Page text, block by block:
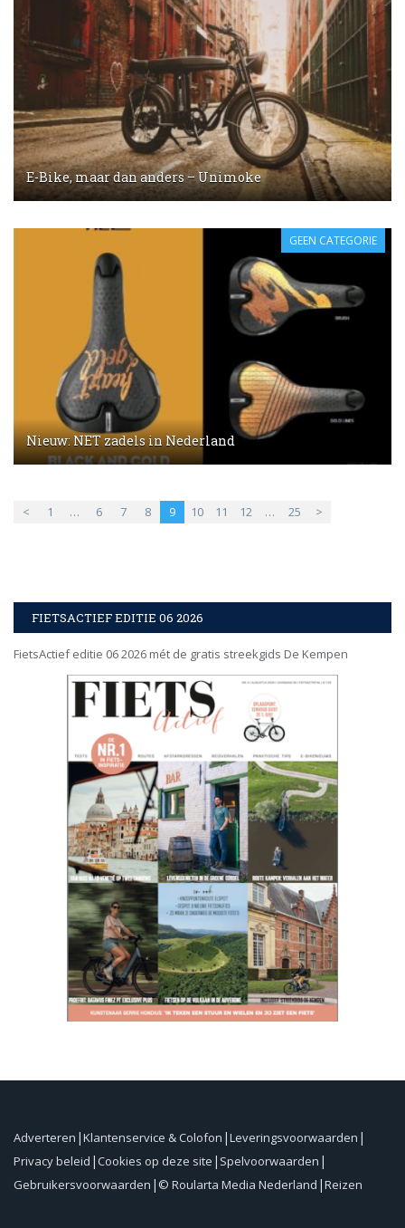
E-Bike, maar dan anders – Unimoke
Nieuw: NET zadels in Nederland
GEEN CATEGORIE
< 1 … 6 7 8 9 10 11 12 … 25 >
FIETSACTIEF EDITIE 06 2026
FietsActief editie 06 2026 mét de gratis streekgids De Kempen
Adverteren Klantenservice & Colofon Leveringsvoorwaarden
Privacy beleid Cookies op deze site Spelvoorwaarden
Gebruikersvoorwaarden © Roularta Media Nederland Reizen